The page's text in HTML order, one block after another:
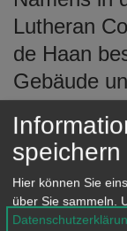
Lutheran
de Haan
Gebäude
Christmas“
Thema
einer
Variation
speichern
Hier können Sie
über Sie sammeln.